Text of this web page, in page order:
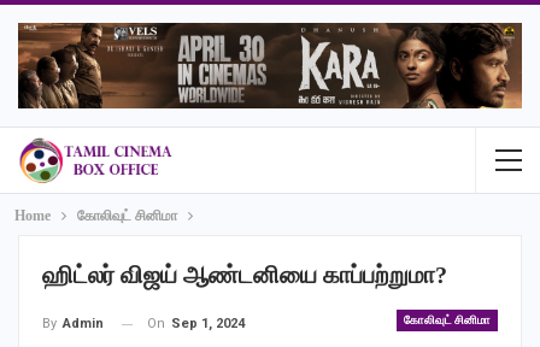
Home கோலிவுட் சினிமா
ஹிட்லர் விஜய் ஆண்டனியை காப்பற்றுமா?
கோலிவுட் சினிமா
By Admin On Sep 1, 2024